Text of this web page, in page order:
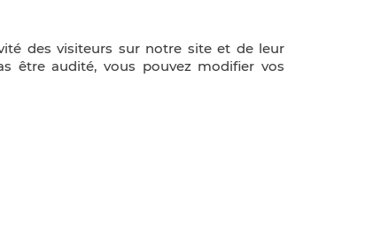
des visiteurs sur notre site et de leur
être audité, vous pouvez modifier vos